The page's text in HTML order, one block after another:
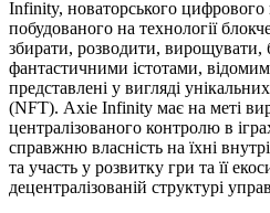
Infinity, новаторського цифрового
побудованого на технології
збирати, розводити, вирощувати,
фантастичними істотами,
представлені у вигляді
(NFT). Axie Infinity має на меті
централізованого контролю в
справжню власність на їхні
та участь у розвитку гри та її
децентралізованій структурі